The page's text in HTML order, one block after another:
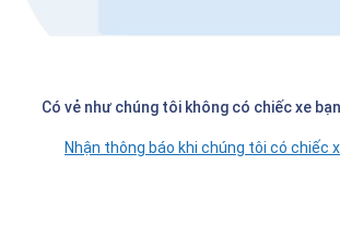
Có vẻ như chúng tôi không có chiếc xe
Nhận thông báo khi chúng tôi có chiếc